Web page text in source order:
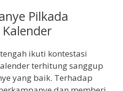
Pilkada
ikuti kontestasi
terhitung sanggup
yang baik. Terhadap